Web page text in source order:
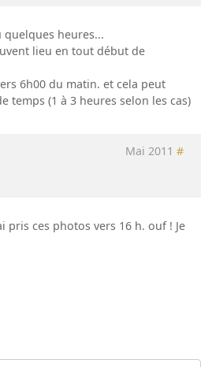
heures...
lieu en tout début de
6h00 du matin. et cela peut
temps (1 à 3 heures selon les cas)
Mai 2011 #
pris ces photos vers 16 h. ouf ! Je